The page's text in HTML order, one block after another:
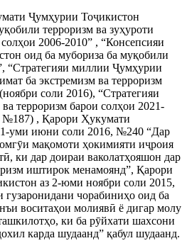
Ҷумҳурии Тоҷикистон
терроризм ва зуҳуроти
2006-2010” , “Консепсияи
оид ба мубориза ба муқобили
“Стратегияи миллии Ҷумҳурии
ба экстремизм ва терроризм
соли 2016), “Стратегияи
терроризм барои солҳои 2021-
№187) , Қарори Ҳукумати
уми июни соли 2016, №240 “Дар
мақомоти ҳокимияти иҷроия
ки дар доираи ваколатҳояшон дар
иштирок менамоянд”, Қарори
аз 2-юми ноябри соли 2015,
чорабиниҳо оид ба
воситаҳои молиявӣ ё дигар молу
ки ба рӯйхати шахсони
карда шудаанд” қабул шудаанд.